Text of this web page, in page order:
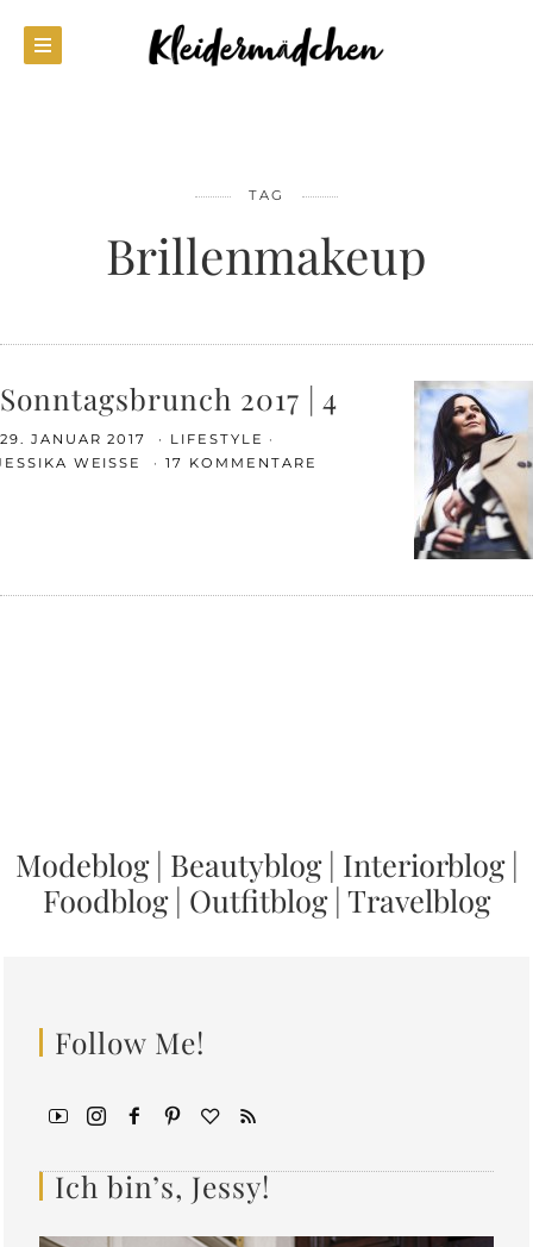
TAG
Brillenmakeup
Sonntagsbrunch 2017 | 4
29. JANUAR 2017
LIFESTYLE
WEISSE
17 KOMMENTARE
Modeblog| Beautyblog| Interiorblog|
Foodblog| Outfitblog| Travelblog
Follow Me!
Ich bin’s, Jessy!